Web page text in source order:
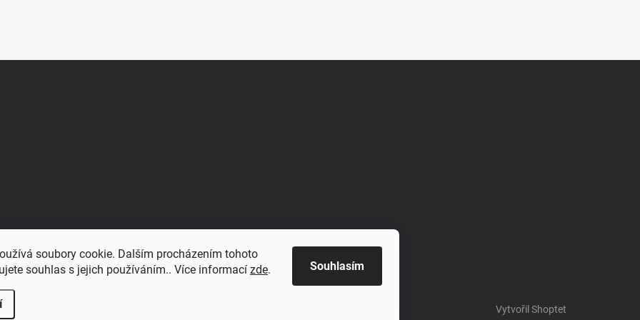
soubory cookie. Dalším procházením tohoto
souhlas s jejich používáním.. Více informací zde. Souhlasím
Vytvořil Shoptet